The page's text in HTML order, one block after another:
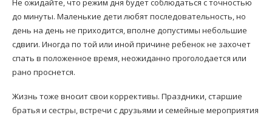
Не ожидайте, что режим дня будет соблюдаться с точностью
до минуты. Маленькие дети любят последовательность, но
день на день не приходится, вполне допустимы небольшие
сдвиги. Иногда по той или иной причине ребенок не захочет
спать в положенное время, неожиданно проголодается или
рано проснется.
Жизнь тоже вносит свои коррективы. Праздники, старшие
братья и сестры, встречи с друзьями и семейные мероприятия